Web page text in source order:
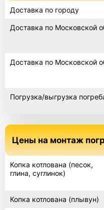
Гудвей комфорт
Селлар плюс
Русь 2,5х2х2
Доставка по городу
Доставка по Московской
Доставка по Московской
Погрузка/выгрузка
Цены на монтаж
Копка котлована (песок,
глина, суглинок)
Копка котлована (плывун)